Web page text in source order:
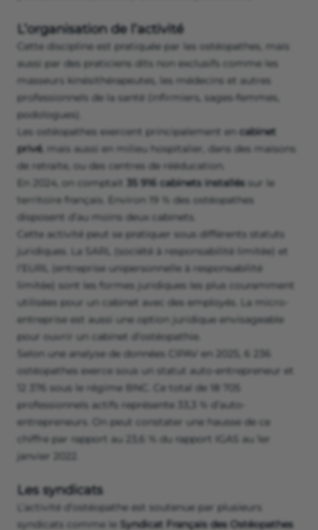
L’organisation de l’activité
Cette discipline est pratiquée par les ostéopathes, mais
aussi par des praticiens dits non exclusifs comme les
masseurs kinésithérapeutes, les médecins et autres
professionnels de la santé (infirmiers, sages-femmes,
podologues).
Les ostéopathes exercent principalement en cabinet
privé, mais aussi en milieu hospitalier, dans des maisons
de retraite, ou des centres de rééducation.
En 2024, on comptait
35 916 cabinets installés sur le
territoire français. Environ 19 % des ostéopathes
disposent d’au moins deux cabinets.
Cette activité peut se pratiquer sous différents statuts
juridiques. La SARL (société à responsabilité limitée) et
l’EURL (entreprise unipersonnelle à responsabilité
limitée) sont les formes juridiques les plus couramment
utilisées pour un cabinet avec des employés. La micro-
entreprise est aussi une option juridique envisageable
pour ouvrir un cabinet d’ostéopathie.
Selon une analyse de données CIPAV en 2025, 6 236
ostéopathes exerce sous un statut auto-entrepreneur et
12 376 sous le régime BNC. Ce total de 18 705
professionnels actifs représente 33,3 % d’auto-
entrepreneurs. On peut constater une hausse de ce
chiffre par rapport au 23,6 % du rapport IGAS au 1er
janvier 2022.
Les syndicats
L’activité d’ostéopathe est soutenue par plusieurs
syndicats comme le Syndicat Français des Ostéopathes